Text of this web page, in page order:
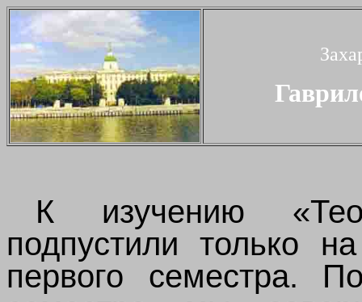
К изучению
подпустили только
первого семестра.